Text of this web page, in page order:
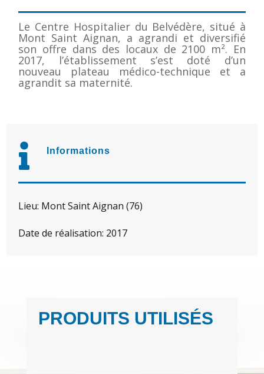
Le Centre Hospitalier du Belvédère, situé à
Mont Saint Aignan, a agrandi et diversifié
son offre dans des locaux de 2100 m². En
2017, l’établissement s’est doté d’un
nouveau plateau médico-technique et a
agrandit sa maternité.
 Informations
Lieu: Mont Saint Aignan (76)
Date de réalisation: 2017
PRODUITS UTILISÉS